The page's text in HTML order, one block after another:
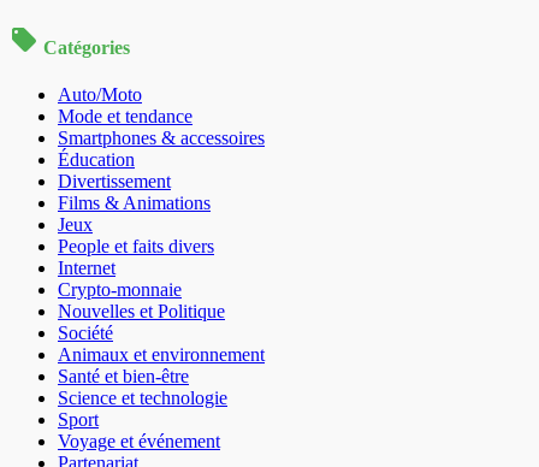
Catégories
Auto/Moto
Mode et tendance
Smartphones & accessoires
Éducation
Divertissement
Films & Animations
Jeux
People et faits divers
Internet
Crypto-monnaie
Nouvelles et Politique
Société
Animaux et environnement
Santé et bien-être
Science et technologie
Sport
Voyage et événement
Partenariat